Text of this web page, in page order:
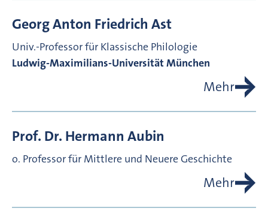
Georg Anton Friedrich Ast
Univ.-Professor für Klassische Philologie
Ludwig-Maximilians-Universität München
Mehr
Prof. Dr. Hermann Aubin
o. Professor für Mittlere und Neuere Geschichte
Mehr